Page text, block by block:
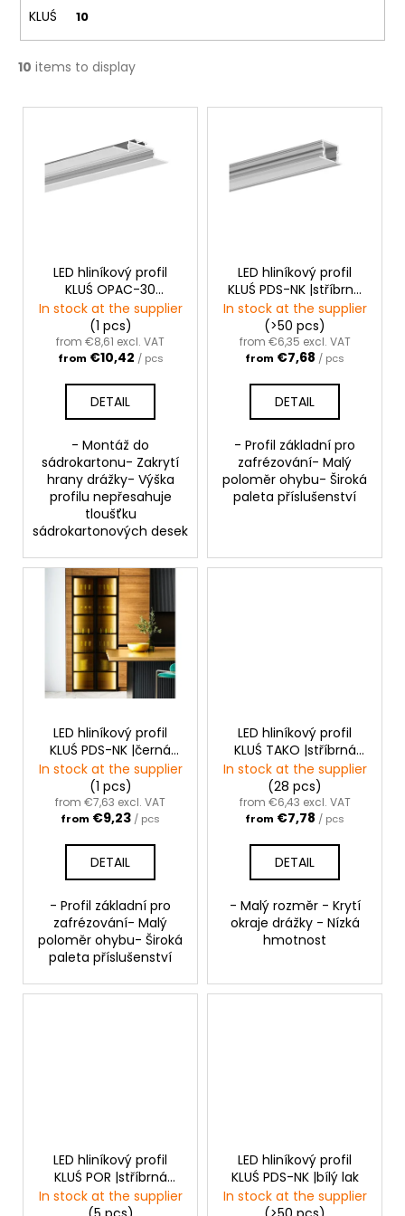
KLUŚ 10
10 items to display
L
LED hliníkový profil
KLUŚ OPAC-30
|stříbrná anoda
In stock at the supplier
(1 pcs)
from €8,61 excl. VAT
from €10,42 / pcs
DETAIL
- Montáž do
sádrokartonu- Zakrytí
hrany drážky- Výška
profilu nepřesahuje
tloušťku
sádrokartonových desek
LED hliníkový profil
KLUŚ PDS-NK |stříbrná
anoda
In stock at the supplier
(>50 pcs)
from €6,35 excl. VAT
from €7,68 / pcs
DETAIL
- Profil základní pro
zafrézování- Malý
poloměr ohybu- Široká
paleta příslušenství
LED hliníkový profil
KLUŚ PDS-NK |černá
anoda
In stock at the supplier
(1 pcs)
from €7,63 excl. VAT
from €9,23 / pcs
DETAIL
- Profil základní pro
zafrézování- Malý
poloměr ohybu- Široká
paleta příslušenství
LED hliníkový profil
KLUŚ TAKO |stříbrná
anoda
In stock at the supplier
(28 pcs)
from €6,43 excl. VAT
from €7,78 / pcs
DETAIL
- Malý rozměr - Krytí
okraje drážky - Nízká
hmotnost
LED hliníkový profil
KLUŚ POR |stříbrná
anoda
In stock at the supplier
LED hliníkový profil
KLUŚ PDS-NK |bílý lak
In stock at the supplier
c
m
n